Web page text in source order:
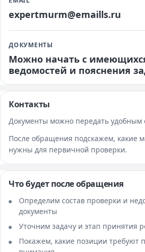
expertmurm@emaills.ru
ДОКУМЕНТЫ
Можно начать с
ведомостей и пояснения
Контакты
Документы можно передать удобным
После обращения подскажем, какие
нужны для первичной проверки.
Что будет после обращения
Определим состав проверки и
документы
Уточним задачу и этап принятия
Покажем, какие позиции требуют